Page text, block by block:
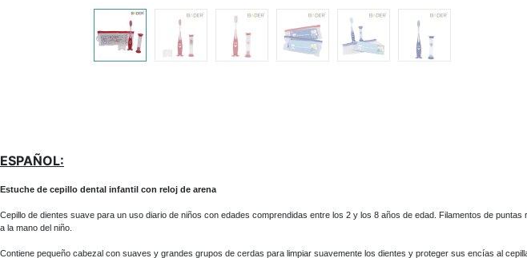
ESPAÑOL:
Estuche de cepillo dental infantil con reloj de arena
Cepillo de dientes suave para un uso diario de niños con edades comprendidas entre los 2 y los 8 años de edad. Filamentos de
a la mano del niño.
Contiene pequeño cabezal con suaves y grandes grupos de cerdas para limpiar suavemente los dientes y proteger sus encías al